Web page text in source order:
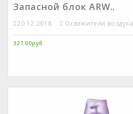
Запасной блок ARW..
20.12.2018 Освежители воздуха
327.00руб.